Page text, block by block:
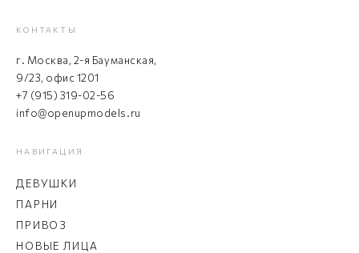
КОНТАКТЫ
г. Москва, 2-я Бауманская,
9/23, офис 1201
+7 (915) 319-02-56
info@openupmodels.ru
НАВИГАЦИЯ
ДЕВУШКИ
ПАРНИ
ПРИВОЗ
НОВЫЕ ЛИЦА